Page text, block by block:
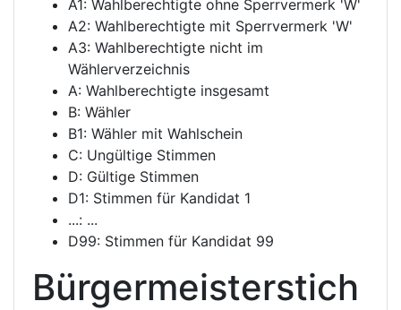
A1: Wahlberechtigte ohne Sperrvermerk 'W'
A2: Wahlberechtigte mit Sperrvermerk 'W'
A3: Wahlberechtigte nicht im
Wählerverzeichnis
A: Wahlberechtigte insgesamt
B: Wähler
B1: Wähler mit Wahlschein
C: Ungültige Stimmen
D: Gültige Stimmen
D1: Stimmen für Kandidat 1
...: ...
D99: Stimmen für Kandidat 99
Bürgermeisterstich